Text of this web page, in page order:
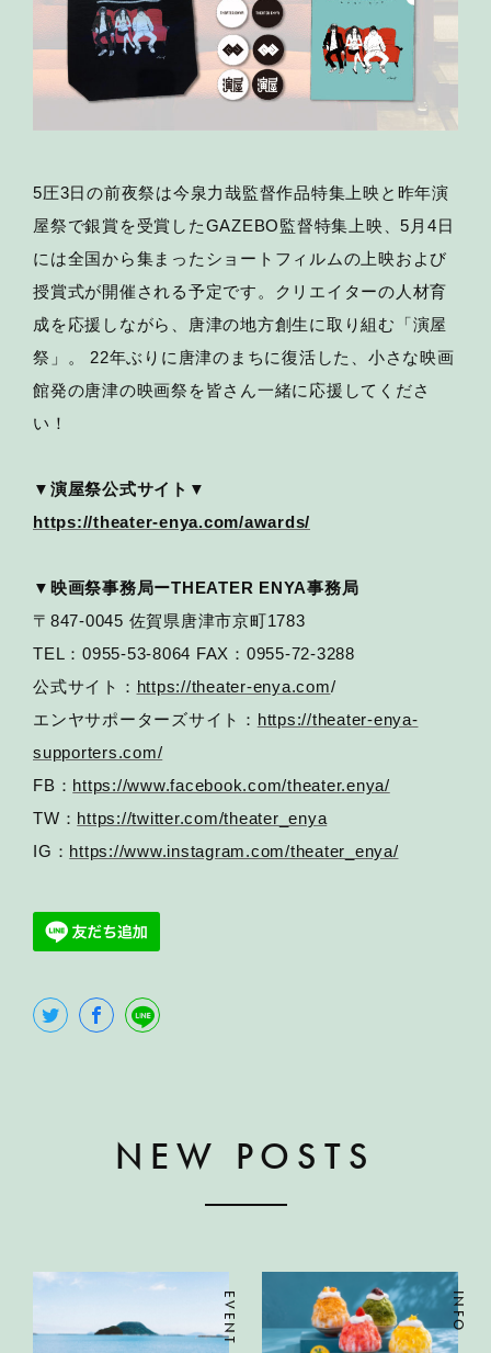
5圧3日の前夜祭は今泉力哉監督作品特集上映と昨年演
屋祭で銀賞を受賞したGAZEBO監督特集上映、5月4日
には全国から集まったショートフィルムの上映および
授賞式が開催される予定です。クリエイターの人材育
成を応援しながら、唐津の地方創生に取り組む「演屋
祭」。 22年ぶりに唐津のまちに復活した、小さな映画
館発の唐津の映画祭を皆さん一緒に応援してくださ
い！
▼演屋祭公式サイト▼
https://theater-enya.com/awards/
▼映画祭事務局ーTHEATER ENYA事務局
〒847-0045 佐賀県唐津市京町1783
TEL：0955-53-8064 FAX：0955-72-3288
公式サイト： https://theater-enya.com/
エンヤサポーターズサイト： https://theater-enya-
supporters.com/
FB： https://www.facebook.com/theater.enya/
TW： https://twitter.com/theater_enya
IG： https://www.instagram.com/theater_enya/
NEW POSTS
EVENT INFO